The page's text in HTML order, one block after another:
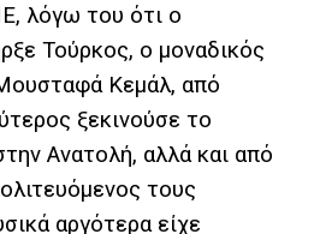
λόγω του ότι ο
Τούρκος, ο μοναδικός
Κεμάλ, από
ξεκινούσε το
Ανατολή, αλλά και από
τους
αργότερα είχε